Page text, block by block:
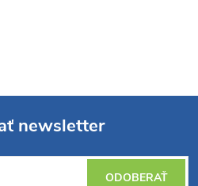
newsletter
ODOBERAŤ